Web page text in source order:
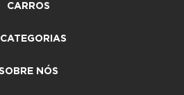
CARROS
NÓS